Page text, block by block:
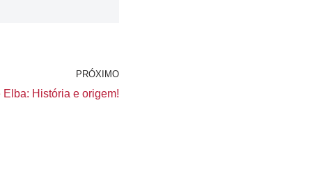
PRÓXIMO
História e origem!